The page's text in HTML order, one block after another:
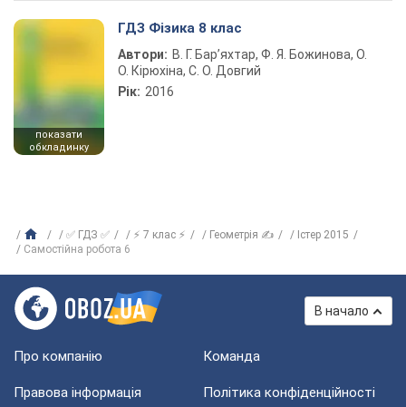
показати
обкладинку
ГДЗ Фізика 8 клас
Автори: В. Г. Бар’яхтар, Ф. Я. Божинова, О.
О. Кірюхіна, С. О. Довгий
Рік: 2016
✅ ГДЗ ✅ ⚡ 7 клас ⚡ Геометрія ✍
Істер 2015
Самостійна робота 6
В начало
Про компанію Команда
Правова інформація Політика конфіденційності